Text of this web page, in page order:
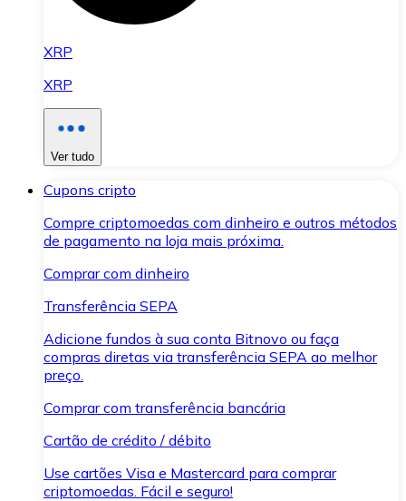
XRP
XRP
Ver tudo
Cupons cripto
Compre criptomoedas com dinheiro e outros métodos
de pagamento na loja mais próxima.
Comprar com dinheiro
Transferência SEPA
Adicione fundos à sua conta Bitnovo ou faça
compras diretas via transferência SEPA ao melhor
preço.
Comprar com transferência bancária
Cartão de crédito / débito
Use cartões Visa e Mastercard para comprar
criptomoedas. Fácil e seguro!